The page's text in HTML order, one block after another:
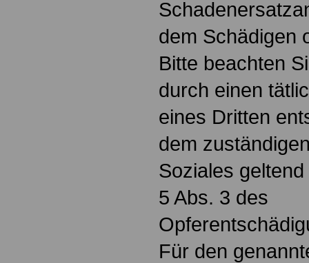
dem Schädigen
Bitte beachten
durch einen
eines Dritten
dem
Soziales
5 Abs. 3 des
Für den